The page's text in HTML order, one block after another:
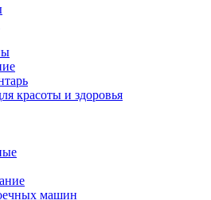
красоты и здоровья
машин